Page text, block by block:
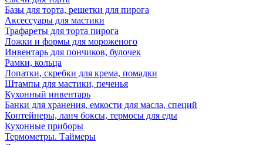
Базы для торта, решетки для пирога
Аксессуары для мастики
Трафареты для торта пирога
Ложки и формы для мороженого
Инвентарь для пончиков, булочек
Рамки, кольца
Лопатки, скребки для крема, помадки
Штампы для мастики, печенья
Кухонный инвентарь
Банки для хранения, емкости для масла, специй
Контейнеры, ланч боксы, термосы для еды
Кухонные приборы
Термометры. Таймеры